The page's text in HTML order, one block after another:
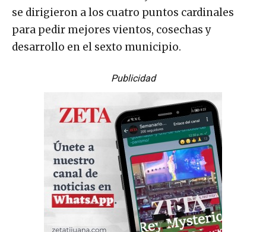
se dirigieron a los cuatro puntos cardinales
para pedir mejores vientos, cosechas y
desarrollo en el sexto municipio.
Publicidad